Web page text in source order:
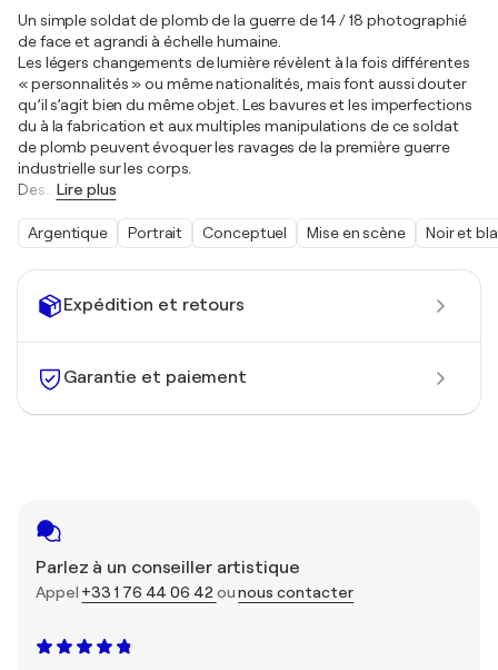
Expédition et retours
Garantie et paiement
Parlez à un conseiller artistique
Appel +33 1 76 44 06 42 ounous contacter
Un simple soldat de plomb de la guerre de 14 / 18 photographié
de face et agrandi à échelle humaine.
Les légers changements de lumière révèlent à la fois différentes
« personnalités » ou même nationalités, mais font aussi douter
qu’il s’agit bien du même objet. Les bavures et les imperfections
du à la fabrication et aux multiples manipulations de ce soldat
de plomb peuvent évoquer les ravages de la première guerre
industrielle sur les corps.
Des
Lire plus
Argentique Portrait Conceptuel Mise en scène Noir et